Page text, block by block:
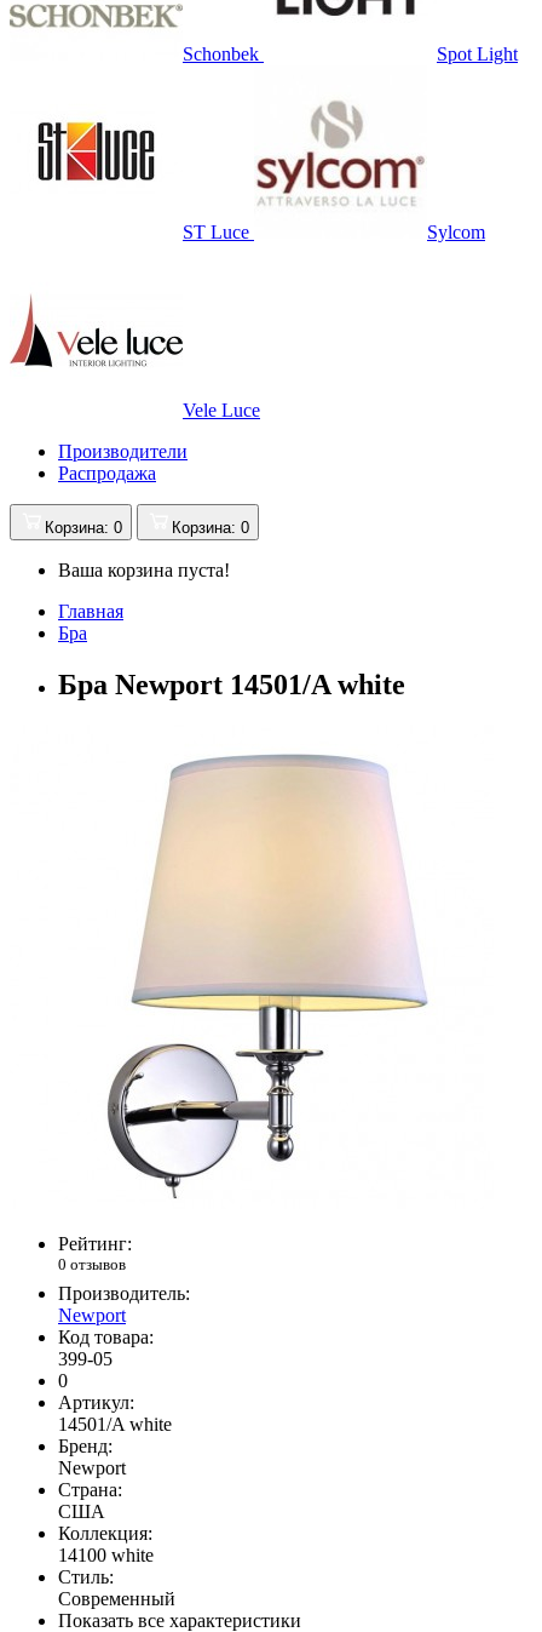
Schonbek Spot Light
ST Luce Sylcom
Vele Luce
Производители
Распродажа
Корзина: 0 Корзина: 0
Ваша корзина пуста!
Главная
Бра
Бра Newport 14501/A white
Рейтинг:
0 отзывов
Производитель:
Newport
Код товара:
399-05
0
Артикул:
14501/A white
Бренд:
Newport
Страна:
США
Коллекция:
14100 white
Стиль:
Современный
Показать все характеристики